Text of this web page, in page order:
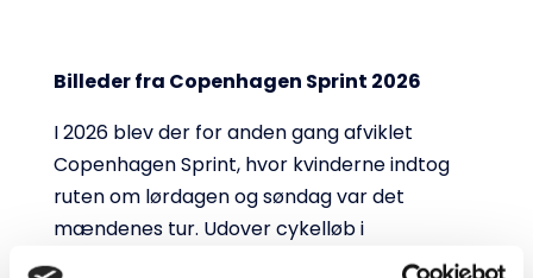
Billeder fra Copenhagen Sprint 2026
I 2026 blev der for anden gang afviklet
Copenhagen Sprint, hvor kvinderne indtog
ruten om lørdagen og søndag var det
mændenes tur. Udover cykelløb i
verdensklasse, bød Copenhagen Sprint på